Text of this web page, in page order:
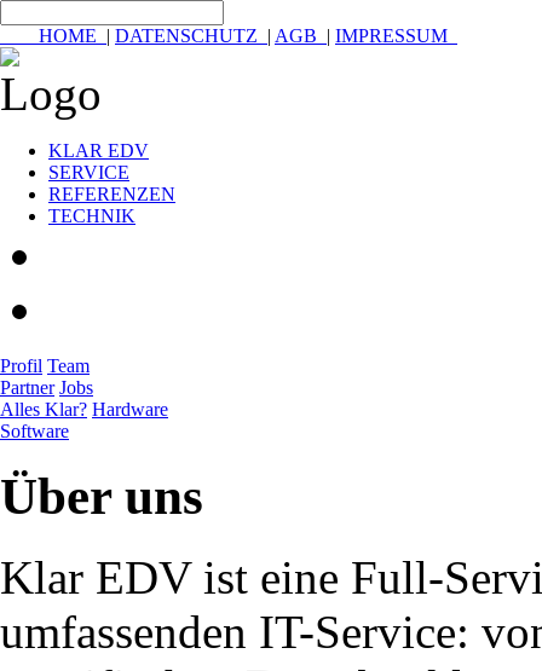
HOME | DATENSCHUTZ | AGB | IMPRESSUM
KLAR EDV
SERVICE
REFERENZEN
TECHNIK
Profil Team
Partner Jobs
Alles Klar? Hardware
Software
Über uns
Klar EDV ist eine Full-
umfassenden IT-Service: